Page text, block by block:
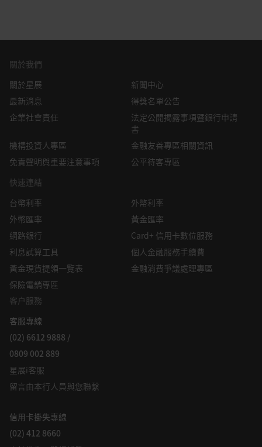
關於我們
關於星展
新聞中心
最新消息
得獎名單公告
企業社會責任
法定公開揭露事項暨銀行申請
書
機構投資人專區
金融友善專區相關資訊
免責聲明與重要注意事項
公平待客專區
快速連結
台幣利率
外幣利率
外幣匯率
黃金匯率
網路銀行
Card+ 信用卡數位服務
利息試算工具
個人金融服務手續費
黃金現貨提領一覽表
金融消費爭議處理專區
保險電銷專區
客户服務
客服專線
(02) 6612 9888 /
0809 002 889
星展i客服
留言由本行人員與您聯繫
信用卡掛失專線
(02) 412 8660